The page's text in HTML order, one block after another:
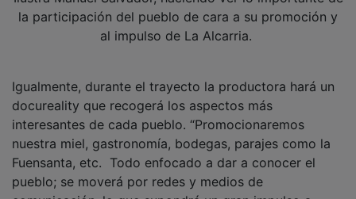
la participación del pueblo de cara a su promoción y
al impulso de La Alcarria.
docureality que recogerá los aspectos más
interesantes de cada pueblo. “Promocionaremos
nuestra miel, gastronomía, bodegas, parajes como la
Fuensanta, etc. Todo enfocado a dar a conocer el
pueblo; se moverá por redes y medios de
comunicación, lo que supondrá un gran impulso a